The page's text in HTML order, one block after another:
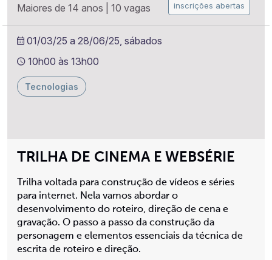
TRILHA DE CINEMA E WEBSÉRIE
Trilha voltada para construção de vídeos e séries
para internet. Nela vamos abordar o
desenvolvimento do roteiro, direção de cena e
gravação. O passo a passo da construção da
personagem e elementos essenciais da técnica de
escrita de roteiro e direção.
Maiores de 14 anos 10 vagas inscrições abertas
01/03/25 a 28/06/25, sábados
10h00 às 13h00
Tecnologias